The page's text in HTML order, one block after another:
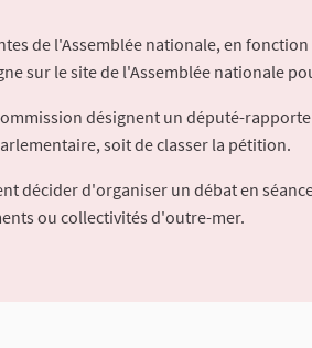
de l'Assemblée nationale, en
sur le site de l'Assemblée nationale
désignent un député-
soit de classer la pétition.
décider d'organiser un débat en
ou collectivités d'outre-mer.